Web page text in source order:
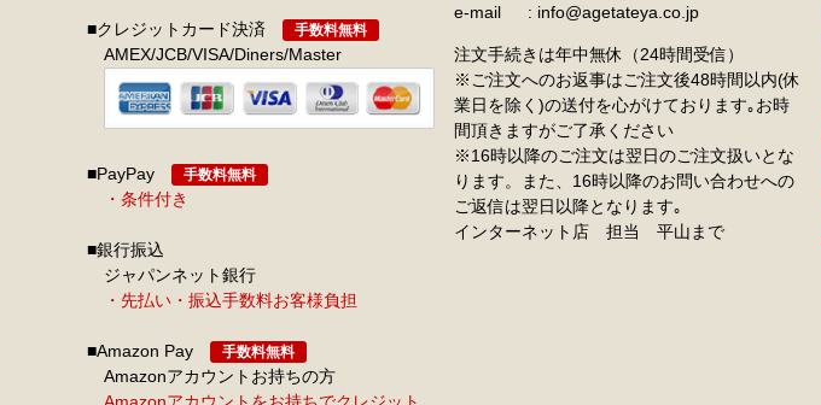
■クレジットカード決済 手数料無料
AMEX/JCB/VISA/Diners/Master
■PayPay 手数料無料
・条件付き
■銀行振込
ジャパンネット銀行
・先払い・振込手数料お客様負担
■Amazon Pay 手数料無料
Amazonアカウントお持ちの方
Amazonアカウントをお持ちでクレジット
e-mail info@agetateya.co.jp
注文手続きは年中無休（24時間受信）
※ご注文へのお返事はご注文後48時間以内(休
業日を除く)の送付を心がけております｡お時
間頂きますがご了承ください
※16時以降のご注文は翌日のご注文扱いとな
ります。また、16時以降のお問い合わせへの
ご返信は翌日以降となります｡
インターネット店 担当 平山まで